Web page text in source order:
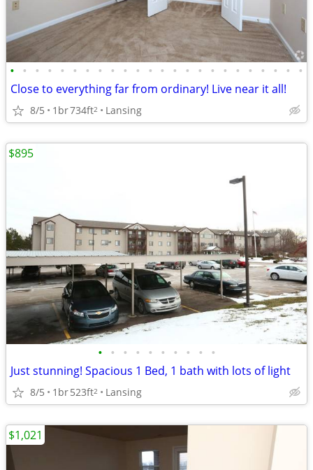
• • • • • • • • • • • • • • • • • • • • • • • •
Close to everything far from ordinary! Live near it all!
8/5 1br734ft2 Lansing
• • • • • • • • • •
Just stunning! Spacious 1 Bed, 1 bath with lots of light
8/5 1br523ft2 Lansing
$895
$1,021